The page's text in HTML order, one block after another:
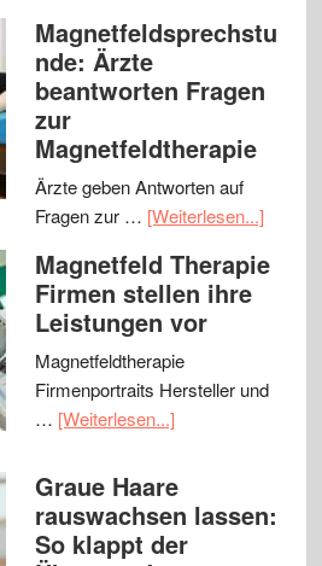
Magnetfeldsprechstu
nde: Ärzte
beantworten Fragen
zur
Magnetfeldtherapie
Ärzte geben Antworten auf
Fragen zur … [Weiterlesen...]
Magnetfeld Therapie
Firmen stellen ihre
Leistungen vor
Magnetfeldtherapie
Firmenportraits Hersteller und
… [Weiterlesen...]
Graue Haare
rauswachsen lassen:
So klappt der